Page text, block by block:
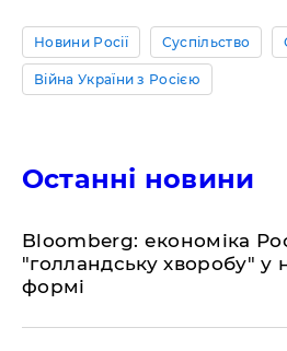
Новини Росії Суспільство
Війна України з Росією
Останні новини
Bloomberg: економіка
"голландську хворобу" у
формі